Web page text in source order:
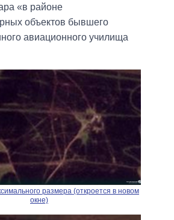
«в районе
объектов бывшего
авиационного училища
размера (откроется в новом
окне)